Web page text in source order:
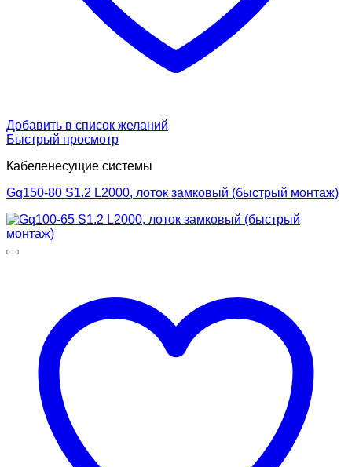
Добавить в список желаний
Быстрый просмотр
Кабеленесущие системы
Gq150-80 S1.2 L2000, лоток замковый (быстрый монтаж)